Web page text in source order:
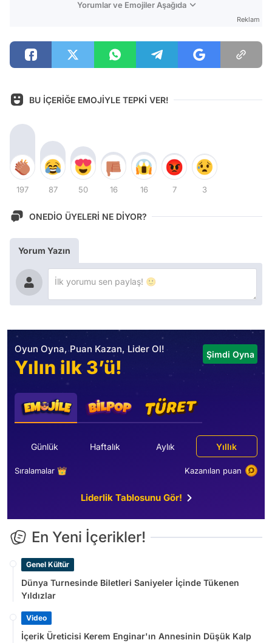
Yorumlar ve Emojiler Aşağıda
Reklam
BU İÇERİĞE EMOJİYLE TEPKİ VER!
197 87 50 16 16 7 3
ONEDİO ÜYELERİ NE DİYOR?
Yorum Yazın
Oyun Oyna, Puan Kazan, Lider Ol!
Yılın ilk 3’ü!
Şimdi Oyna
Günlük Haftalık Aylık Yıllık
Sıralamalar 👑 Kazanılan puan
Liderlik Tablosunu Gör!
En Yeni İçerikler!
Genel Kültür
Dünya Turnesinde Biletleri Saniyeler İçinde Tükenen
Yıldızlar
Video
İçerik Üreticisi Kerem Enginar'ın Annesinin Düşük Kalp